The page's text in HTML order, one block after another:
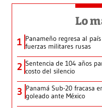
Lo
1 Panameño regresa al
fuerzas militares rusas
2 Sentencia de 104 años
costo del silencio
3 Panamá Sub-20 fracasa
goleado ante México